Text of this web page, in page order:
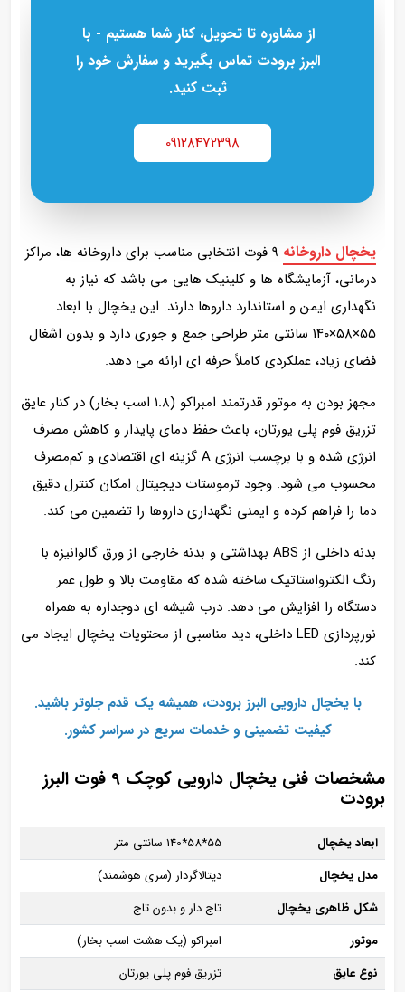
از مشاوره تا تحویل، کنار شما هستیم - با
البرز برودت تماس بگیرید و سفارش خود را
ثبت کنید.
09128472398
یخچال داروخانه
۹ فوت انتخابی مناسب برای داروخانه‌ ها، مراکز
درمانی، آزمایشگاه‌ ها و کلینیک‌ هایی می باشد که نیاز به
نگهداری ایمن و استاندارد داروها دارند. این یخچال با ابعاد
۵۵×۵۸×۱۴۰ سانتی‌ متر طراحی جمع‌ و جوری دارد و بدون اشغال
فضای زیاد، عملکردی کاملاً حرفه‌ ای ارائه می‌ دهد.
مجهز بودن به موتور قدرتمند امبراکو (۱.۸ اسب بخار) در کنار عایق
تزریق فوم پلی‌ یورتان، باعث حفظ دمای پایدار و کاهش مصرف
انرژی شده و با برچسب انرژی A گزینه‌ ای اقتصادی و کم‌مصرف
محسوب می‌ شود. وجود ترموستات دیجیتال امکان کنترل دقیق
دما را فراهم کرده و ایمنی نگهداری داروها را تضمین می‌ کند.
بدنه داخلی از ABS بهداشتی و بدنه خارجی از ورق گالوانیزه با
رنگ الکترواستاتیک ساخته شده که مقاومت بالا و طول عمر
دستگاه را افزایش می‌ دهد. درب شیشه‌ ای دوجداره به همراه
نورپردازی LED داخلی، دید مناسبی از محتویات یخچال ایجاد می‌
کند.
با یخچال دارویی البرز برودت، همیشه یک قدم جلوتر باشید.
کیفیت تضمینی و خدمات سریع در سراسر کشور.
مشخصات فنی یخچال دارویی کوچک 9 فوت البرز
برودت
ابعاد یخچال
55*58*140 سانتی متر
مدل یخچال
دیتالاگردار (سری هوشمند)
شکل ظاهری یخچال
تاج دار و بدون تاج
موتور
امبراکو (یک هشت اسب بخار)
نوع عایق
تزریق فوم پلی یورتان